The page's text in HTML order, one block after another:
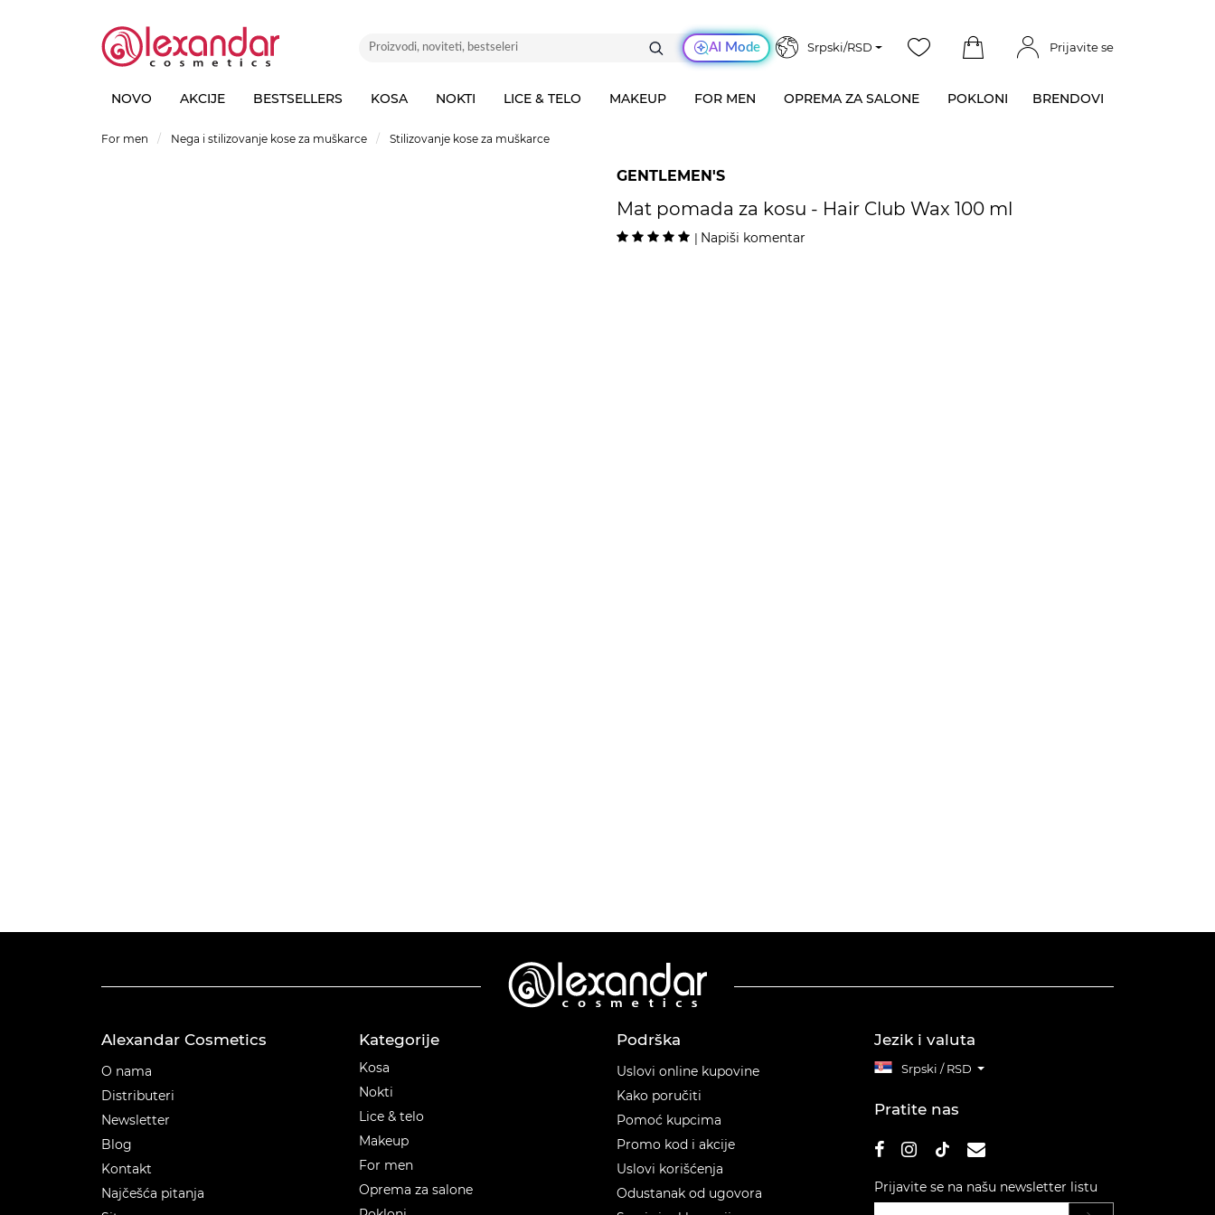
AI Mode Srpski/RSD Prijavite se
NOVO AKCIJE BESTSELLERS KOSA NOKTI LICE & TELO MAKEUP FOR MEN OPREMA ZA SALONE POKLONI BRENDOVI
For men Nega i stilizovanje kose za muškarce Stilizovanje kose za muškarce
GENTLEMEN'S
Mat pomada za kosu - Hair Club Wax 100 ml
| Napiši komentar
Alexandar Cosmetics
O nama
Distributeri
Newsletter
Blog
Kontakt
Najčešća pitanja
Kategorije
Kosa
Nokti
Lice & telo
Makeup
For men
Oprema za salone
Podrška
Uslovi online kupovine
Kako poručiti
Pomoć kupcima
Promo kod i akcije
Uslovi korišćenja
Odustanak od ugovora
Jezik i valuta
Srpski / RSD
Pratite nas
Prijavite se na našu newsletter listu